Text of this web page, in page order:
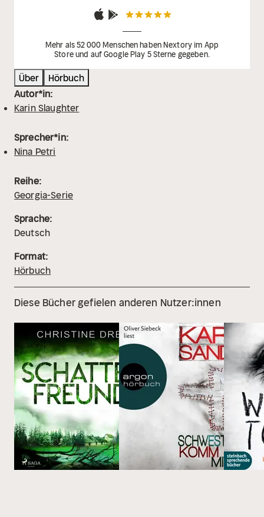
Mehr als 52 000 Menschen haben Nextory im App
Store und auf Google Play 5 Sterne gegeben.
Über
Hörbuch
Autor*in:
Karin Slaughter
Sprecher*in:
Nina Petri
Reihe:
Georgia-Serie
Sprache:
Deutsch
Format:
Hörbuch
Diese Bücher gefielen anderen Nutzer:innen